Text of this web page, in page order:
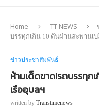
Home TT NEWS
บรรทุกเกิน 10 ตันผ่านสะพานเ
ข่าวประชาสัมพันธ์
ห้ามเด็ดขาด!รถบรรทุก
เรืออุบลฯ
written by Transtimenews